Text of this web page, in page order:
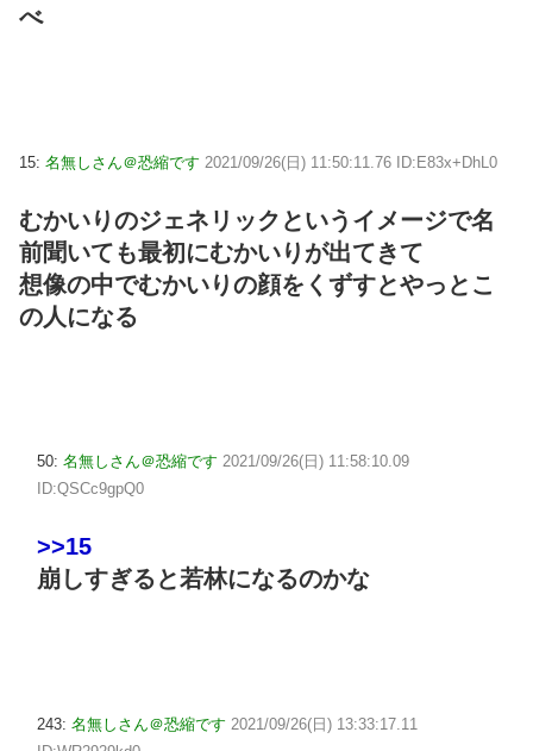
べ
15: 名無しさん＠恐縮です 2021/09/26(日) 11:50:11.76 ID:E83x+DhL0
むかいりのジェネリックというイメージで名
前聞いても最初にむかいりが出てきて
想像の中でむかいりの顔をくずすとやっとこ
の人になる
50: 名無しさん＠恐縮です 2021/09/26(日) 11:58:10.09
ID:QSCc9gpQ0
>>15
崩しすぎると若林になるのかな
243: 名無しさん＠恐縮です 2021/09/26(日) 13:33:17.11